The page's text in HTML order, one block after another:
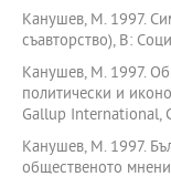
Канушев, М. 1997.
съавторство), В:
Канушев, М. 1997.
политически и
Gallup International,
Канушев, М. 1997.
общественото